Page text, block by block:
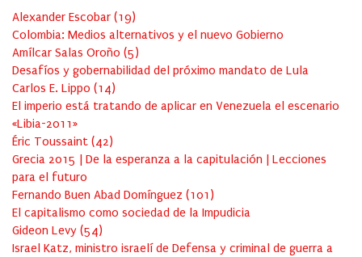
Alexander Escobar (19)
Colombia: Medios alternativos y el nuevo Gobierno
Amílcar Salas Oroño (5)
Desafíos y gobernabilidad del próximo mandato de Lula
Carlos E. Lippo (14)
El imperio está tratando de aplicar en Venezuela el escenario
«Libia-2011»
Éric Toussaint (42)
Grecia 2015 | De la esperanza a la capitulación | Lecciones
para el futuro
Fernando Buen Abad Domínguez (101 )
El capitalismo como sociedad de la Impudicia
Gideon Levy (54)
Israel Katz, ministro israelí de Defensa y criminal de guerra a